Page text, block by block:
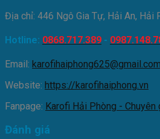
Địa chỉ: 446 Ngô Gia Tự, Hải An, Hải
Hotline: 0868.717.389 -
Email: karofihaiphong625@gmail.com
Website: https://karofihaiphong.vn
Fanpage: Karofi Hải Phòng -
Đánh giá